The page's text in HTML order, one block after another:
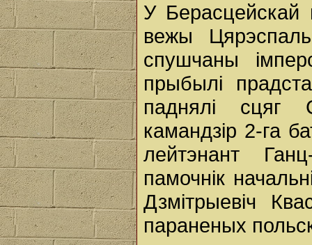
У Берасцейскай
вежы
спушчаны
прыбылі
паднялі сцяг
камандзір 2-га
лейтэнант
памочнік
Дзмітрыевіч
параненых